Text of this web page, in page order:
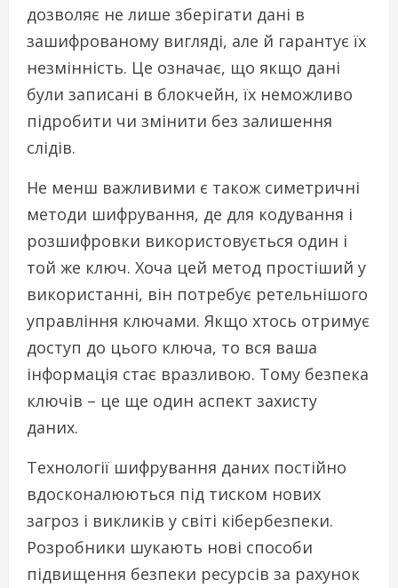
дозволяє не лише зберігати дані в
зашифрованому вигляді, але й гарантує їх
незмінність. Це означає, що якщо дані
були записані в блокчейн, їх неможливо
підробити чи змінити без залишення
слідів.
Не менш важливими є також симетричні
методи шифрування, де для кодування і
розшифровки використовується один і
той же ключ. Хоча цей метод простіший у
використанні, він потребує ретельнішого
управління ключами. Якщо хтось отримує
доступ до цього ключа, то вся ваша
інформація стає вразливою. Тому безпека
ключів – це ще один аспект захисту
даних.
Технології шифрування даних постійно
вдосконалюються під тиском нових
загроз і викликів у світі кібербезпеки.
Розробники шукають нові способи
підвищення безпеки ресурсів за рахунок